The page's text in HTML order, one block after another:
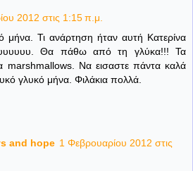
2012 στις 1:15 π.μ.
μήνα. Τι ανάρτηση ήταν αυτή Κατερίνα
Θα πάθω από τη γλύκα!!! Τα
marshmallows. Να εισαστε πάντα καλά
γλυκό μήνα. Φιλάκια πολλά.
and hope 1 Φεβρουαρίου 2012 στις